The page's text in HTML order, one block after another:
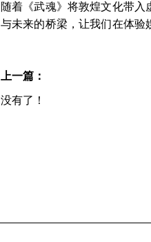
随着《武魂》将敦煌文化带
与未来的桥梁，让我们在体验
上一篇：
没有了！